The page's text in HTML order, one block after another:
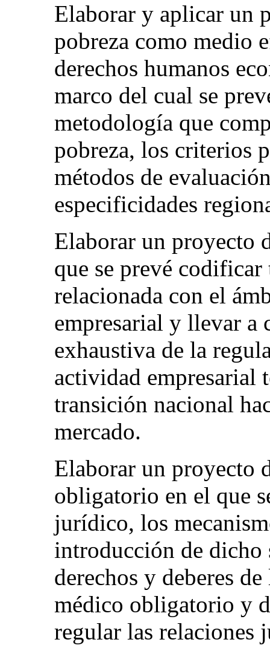
Elaborar y aplicar un
pobreza como medio
derechos humanos
marco del cual se
metodología que
pobreza, los criterios
métodos de
especificidades
Elaborar un proyecto
que se prevé
relacionada con el
empresarial y llevar a
exhaustiva de la
actividad empresarial
transición nacional
mercado.
Elaborar un proyecto
obligatorio en el que
jurídico, los
introducción de dicho
derechos y deberes
médico obligatorio y
regular las relaciones